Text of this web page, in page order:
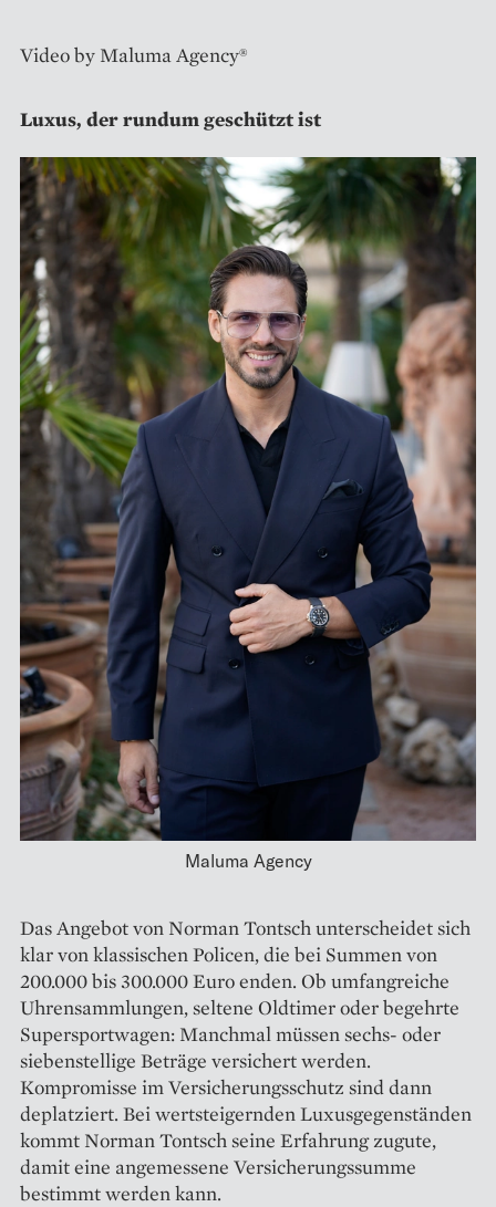
Video by Maluma Agency®
Luxus, der rundum geschützt ist
Maluma Agency
Das Angebot von Norman Tontsch unterscheidet sich
klar von klassischen Policen, die bei Summen von
200.000 bis 300.000 Euro enden. Ob umfangreiche
Uhrensammlungen, seltene Oldtimer oder begehrte
Supersportwagen: Manchmal müssen sechs- oder
siebenstellige Beträge versichert werden.
Kompromisse im Versicherungsschutz sind dann
deplatziert. Bei wertsteigernden Luxusgegenständen
kommt Norman Tontsch seine Erfahrung zugute,
damit eine angemessene Versicherungssumme
bestimmt werden kann.